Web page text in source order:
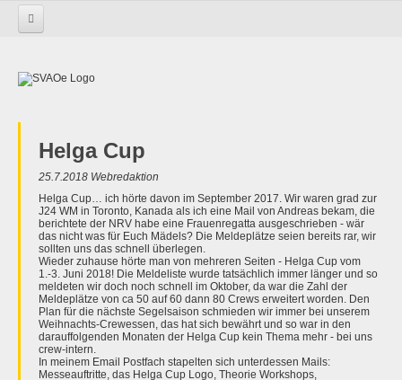
Allgemeines / öffentlich
Helga Cup
25.7.2018 Webredaktion
Helga Cup… ich hörte davon im September 2017. Wir waren grad zur
J24 WM in Toronto, Kanada als ich eine Mail von Andreas bekam, die
berichtete der NRV habe eine Frauenregatta ausgeschrieben - wär
das nicht was für Euch Mädels? Die Meldeplätze seien bereits rar, wir
sollten uns das schnell überlegen.
Wieder zuhause hörte man von mehreren Seiten - Helga Cup vom
1.-3. Juni 2018! Die Meldeliste wurde tatsächlich immer länger und so
meldeten wir doch noch schnell im Oktober, da war die Zahl der
Meldeplätze von ca 50 auf 60 dann 80 Crews erweitert worden. Den
Plan für die nächste Segelsaison schmieden wir immer bei unserem
Weihnachts-Crewessen, das hat sich bewährt und so war in den
darauffolgenden Monaten der Helga Cup kein Thema mehr - bei uns
crew-intern.
In meinem Email Postfach stapelten sich unterdessen Mails:
Messeauftritte, das Helga Cup Logo, Theorie Workshops,